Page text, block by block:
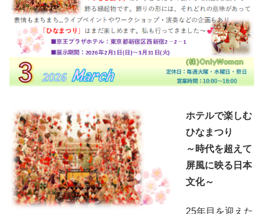
ホテルで楽しむ
ひなまつり
～時代を超えて
屏風に映る日本
文化～
25年目を迎えた